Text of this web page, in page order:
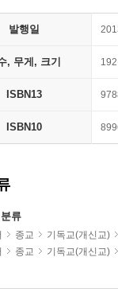
발행일
, 무게, 크기
ISBN13
ISBN10
류
종교 기독교(개신교)
종교 기독교(개신교)